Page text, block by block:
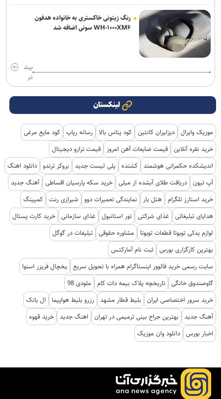
رنگ زیتونی خاکستری به خانواده هدفون
WH-۱۰۰۰XM۶ سونی اضافه شد
بیش
تر
لینکستان
موزیک وایرال دیزلیران کانتین کود پتاس بالا رسانه رپاپ کود مایع مرغی
خرید نقره آنلاین قیمت ضایعات آهن امروز
قیمت ترازو دیجیتال
اندیشکده حکمرانی هوشمند کشنده پلی لیست جدید بروکر ترندو دانلود اهنگ
آپ تیون دریافت طلای آبشده از میلی خرید سکه پارسیان اقساطی آهنگ جدید
خرید استارز تلگرام هتل یار نمایندگی تعمیرات دوو شیرازی رنت کمپینگ
هدایای تبلیغاتی
غذای شرکتی تور استانبول غذای سازمانی خرید کارت پستال
لوازم یدکی تویوتا قطعات تویوتا
مشاوره حقوقی تبلیغات در گوگل
بهترین کارگزاری بورس ثبت نام آمارکتس
سایت رسمی خرید فالوور اینستاگرام همراه با تحویل سریع یخچال فریزر اسنوا
گاوصندوق خانگی تاریخچه پلاک بیمه دات کام
ملودی 98
خرید سرور اختصاصی ایران
بلیط قطار مشهد رزرو بلیط هواپیما
ال بانک
آهنگ جدید
بهترین جراح بینی ترمیمی در تهران اهنگ جدید خرید قهوه
اخبار بورس دانلود وان موزیک